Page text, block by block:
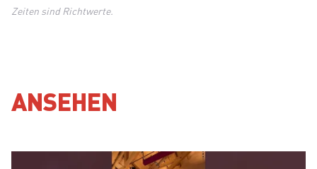
Zeiten sind Richtwerte.
ANSEHEN